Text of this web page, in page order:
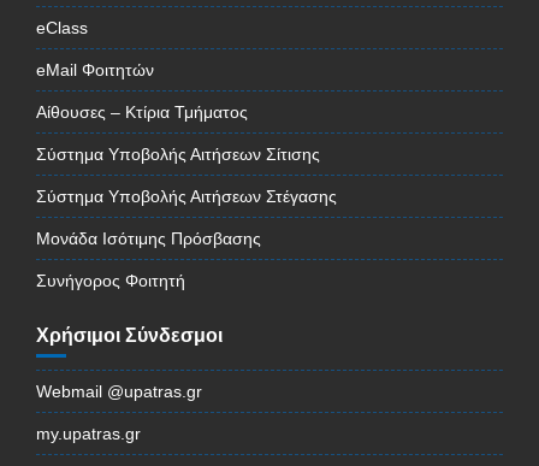
eClass
eMail Φοιτητών
Αίθουσες – Κτίρια Τμήματος
Σύστημα Υποβολής Αιτήσεων Σίτισης
Σύστημα Υποβολής Αιτήσεων Στέγασης
Μονάδα Ισότιμης Πρόσβασης
Συνήγορος Φοιτητή
Χρήσιμοι Σύνδεσμοι
Webmail @upatras.gr
my.upatras.gr